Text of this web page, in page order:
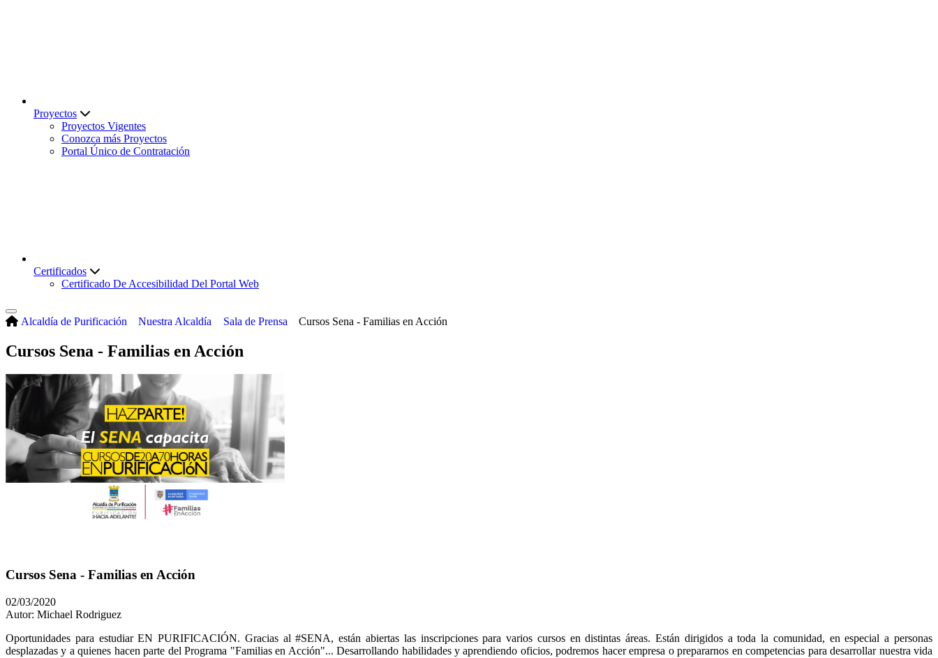
Proyectos
Proyectos Vigentes
Conozca más Proyectos
Portal Único de Contratación
Certificados
Certificado De Accesibilidad Del Portal Web
Alcaldía de Purificación Nuestra Alcaldía Sala de Prensa Cursos Sena - Familias en Acción
Cursos Sena - Familias en Acción
Cursos Sena - Familias en Acción
02/03/2020
Autor: Michael Rodriguez
​​Oportunidades para estudiar EN PURIFICACIÓN. Gracias al #SENA, están abiertas las inscripciones para varios cursos en distintas áreas. Están di​rigidos a toda la comunidad, en especial a personas
desplazadas y a quienes hacen parte del Programa "Familias en Acción"... Desarrollando habilidades y aprendiendo oficios, podremos hacer empresa o prepararnos en competencias para desarrollar nuestra vida